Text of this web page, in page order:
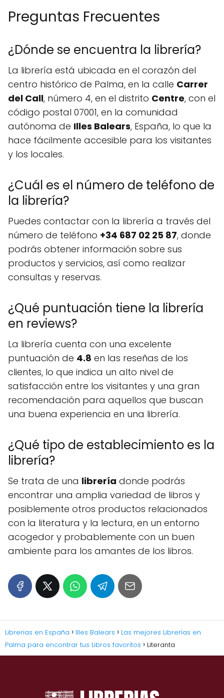
Preguntas Frecuentes
¿Dónde se encuentra la librería?
La librería está ubicada en el corazón del
centro histórico de Palma, en la calle Carrer
del Call, número 4, en el distrito Centre, con el
código postal 07001, en la comunidad
autónoma de Illes Balears, España, lo que la
hace fácilmente accesible para los visitantes
y los locales.
¿Cuál es el número de teléfono de
la librería?
Puedes contactar con la librería a través del
número de teléfono +34 687 02 25 87, donde
podrás obtener información sobre sus
productos y servicios, así como realizar
consultas y reservas.
¿Qué puntuación tiene la librería
en reviews?
La librería cuenta con una excelente
puntuación de 4.8 en las reseñas de los
clientes, lo que indica un alto nivel de
satisfacción entre los visitantes y una gran
recomendación para aquellos que buscan
una buena experiencia en una librería.
¿Qué tipo de establecimiento es la
librería?
Se trata de una librería donde podrás
encontrar una amplia variedad de libros y
posiblemente otros productos relacionados
con la literatura y la lectura, en un entorno
acogedor y probablemente con un buen
ambiente para los amantes de los libros.
Librerias en España Illes Balears
Las mejores Librerías en
Palma para encontrar tus Libros favoritos
Literanta